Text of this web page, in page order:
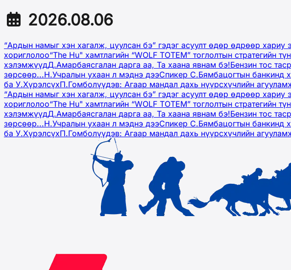
2026.08.06
“Ардын намыг хэн хагалж, цуулсан бэ” гэдэг асуулт өдөр өдрөөр хариу
хориглолоо“The Hu" хамтлагийн “WOLF TOTEM” тоглолтын стратегийн
хэлэмжүүдД.Амарбаясгалан дарга аа, Та хаана явнам бэ!Бензин тос
зөрсөөр...Н.Учралын ухаан л мэднэ дээСпикер С.Бямбацогтын банкинд
ба У.ХүрэлсүхП.Гомболүүдэв: Агаар мандал дахь нүүрсхүчлийн
“Ардын намыг хэн хагалж, цуулсан бэ” гэдэг асуулт өдөр өдрөөр хариу
хориглолоо“The Hu" хамтлагийн “WOLF TOTEM” тоглолтын стратегийн
хэлэмжүүдД.Амарбаясгалан дарга аа, Та хаана явнам бэ!Бензин тос
зөрсөөр...Н.Учралын ухаан л мэднэ дээСпикер С.Бямбацогтын банкинд
ба У.ХүрэлсүхП.Гомболүүдэв: Агаар мандал дахь нүүрсхүчлийн